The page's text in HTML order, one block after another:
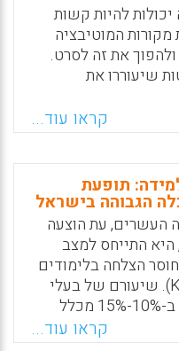
להיות קשות
המוטיבציה
את זה לסרט.
שיעוררו את
קראו עוד...
תופעת
הגבוהה בישראל
עת הוצעה
היא התייחס למצב
הצלחה בלימודים
(Kavale & Forness, 1985). שיעורם של בעלי
לקויות למידה מוערך כיום ב-10%-15% מכלל
אוכלוסיית התלמידים (הד, 1990). במקביל
קראו עוד...